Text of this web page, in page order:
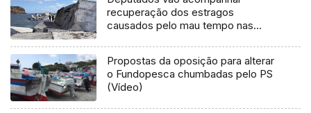
recuperação dos estragos
causados pelo mau tempo nas
Propostas da oposição para alterar
o Fundopesca chumbadas pelo PS
(Vídeo)